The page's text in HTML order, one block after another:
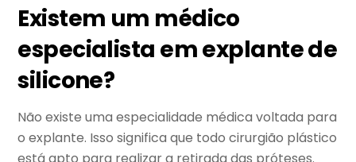
Existem um médico
especialista em explante de
silicone?
Não existe uma especialidade médica voltada para
o explante. Isso significa que todo cirurgião plástico